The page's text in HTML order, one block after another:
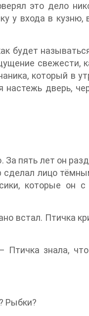
это дело
у входа в
будет
свежести,
который в
дверь,
пять лет он
лицо
которые он
встал. Птичка
знала,
Рыбки?